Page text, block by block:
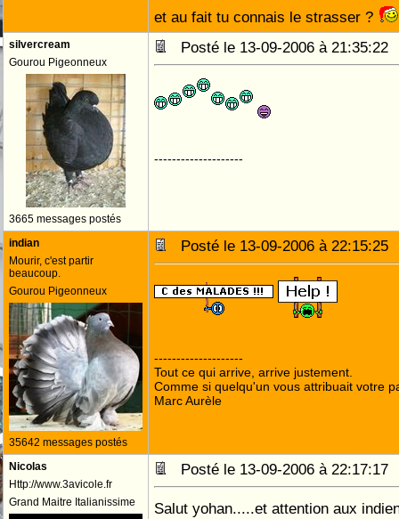
et au fait tu connais le strasser ?
silvercream
Gourou Pigeonneux
3665 messages postés
Posté le 13-09-2006 à
--------------------
indian
Mourir, c'est partir
beaucoup.
Gourou Pigeonneux
35642 messages postés
Posté le 13-09-2006 à
--------------------
Tout ce qui arrive, arrive justement.
Comme si quelqu'un vous attribuait votre
Marc Aurèle
Nicolas
Http://www.3avicole.fr
Grand Maitre Italianissime
Posté le 13-09-2006 à
Salut yohan.....et attention aux